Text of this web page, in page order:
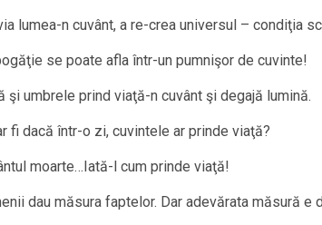
lumea-n cuvânt, a re-crea universul – condiţia
se poate afla într-un pumnişor de cuvinte!
şi umbrele prind viaţă-n cuvânt şi degajă lumină.
fi dacă într-o zi, cuvintele ar prinde viaţă?
moarte…Iată-l cum prinde viaţă!
dau măsura faptelor. Dar adevărata măsură e